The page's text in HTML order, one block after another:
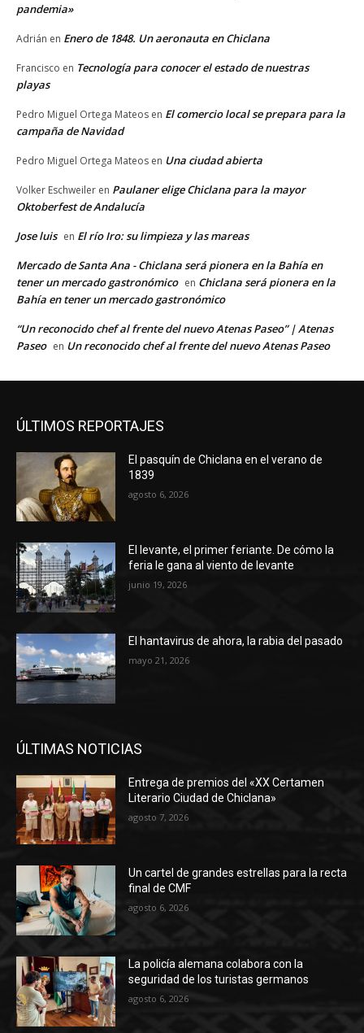
pandemia»
Adrián en Enero de 1848. Un aeronauta en Chiclana
Francisco en Tecnología para conocer el estado de nuestras
playas
Pedro Miguel Ortega Mateos en El comercio local se prepara para la
campaña de Navidad
Pedro Miguel Ortega Mateos en Una ciudad abierta
Volker Eschweiler en Paulaner elige Chiclana para la mayor
Oktoberfest de Andalucía
Jose luis en El río Iro: su limpieza y las mareas
Mercado de Santa Ana - Chiclana será pionera en la Bahía en
tener un mercado gastronómico en Chiclana será pionera en la
Bahía en tener un mercado gastronómico
“Un reconocido chef al frente del nuevo Atenas Paseo” | Atenas
Paseo en Un reconocido chef al frente del nuevo Atenas Paseo
ÚLTIMOS REPORTAJES
El pasquín de Chiclana en el verano de
1839
agosto 6, 2026
El levante, el primer feriante. De cómo la
feria le gana al viento de levante
junio 19, 2026
El hantavirus de ahora, la rabia del pasado
mayo 21, 2026
ÚLTIMAS NOTICIAS
Entrega de premios del «XX Certamen
Literario Ciudad de Chiclana»
agosto 7, 2026
Un cartel de grandes estrellas para la recta
final de CMF
agosto 6, 2026
La policía alemana colabora con la
seguridad de los turistas germanos
agosto 6, 2026